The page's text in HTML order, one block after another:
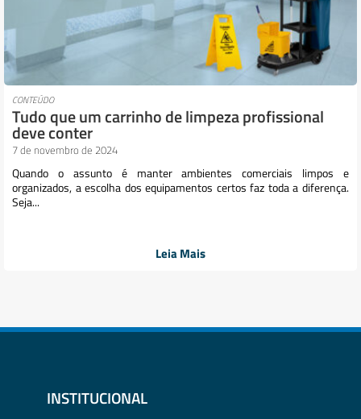
CONTEÚDO
Tudo que um carrinho de limpeza profissional
deve conter
7 de novembro de 2024
Quando o assunto é manter ambientes comerciais limpos e
organizados, a escolha dos equipamentos certos faz toda a diferença.
Seja...
Leia Mais
INSTITUCIONAL